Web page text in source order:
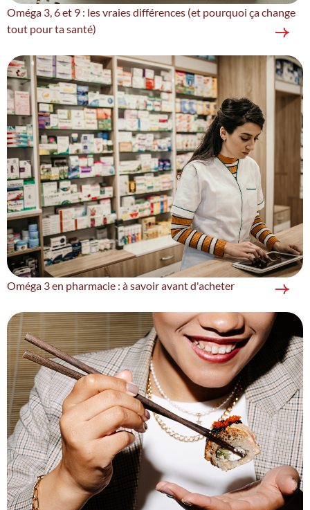
Oméga 3, 6 et 9 : les vraies différences (et pourquoi ça change
tout pour ta santé)
Oméga 3 en pharmacie : à savoir avant d'acheter